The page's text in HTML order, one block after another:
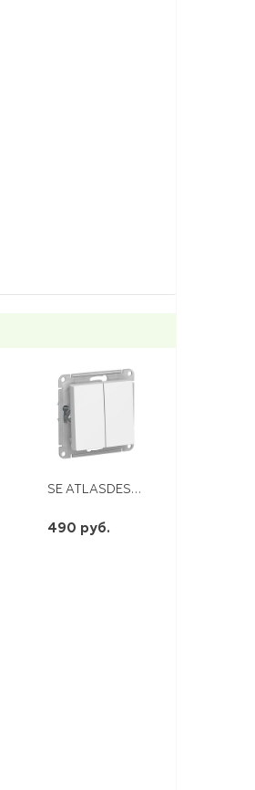
SE ATLASDESIGN БЕЛЫЙ ПЕРЕКЛЮЧАТЕЛЬ (ПРОХОДНОЙ) 2 КЛ. CX6 10AX МЕХАНИЗМ
490 руб.